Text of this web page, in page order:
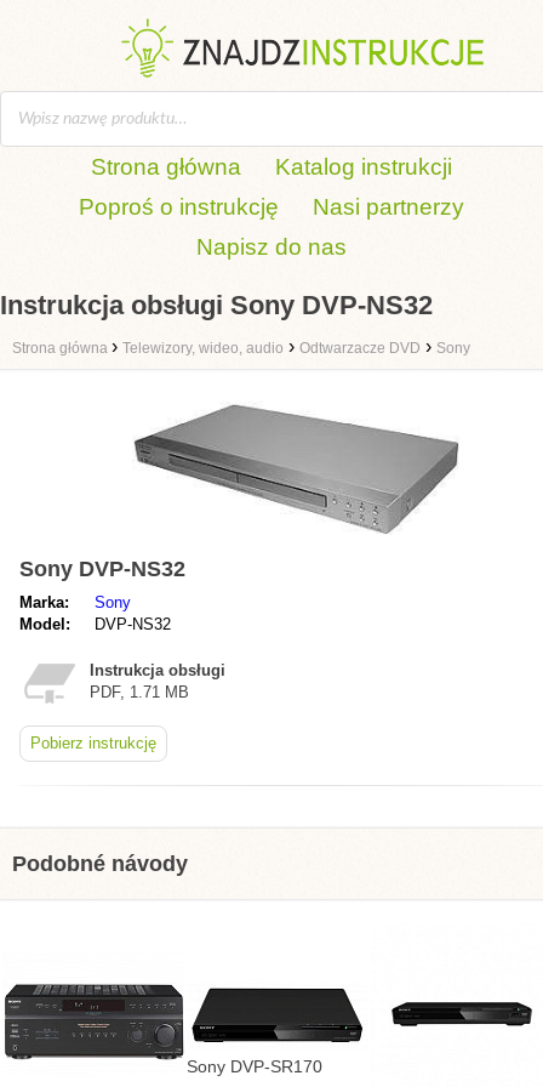
Strona główna
Katalog instrukcji
Poproś o instrukcję
Nasi partnerzy
Napisz do nas
Instrukcja obsługi Sony DVP-NS32
Strona główna › Telewizory, wideo, audio › Odtwarzacze DVD › Sony
Sony DVP-NS32
Marka:
Sony
Model:
DVP-NS32
Instrukcja obsługi
PDF, 1.71 MB
Pobierz instrukcję
Podobné návody
Sony DVP-SR170